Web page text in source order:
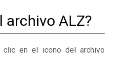
archivo ALZ?
clic en el icono del archivo